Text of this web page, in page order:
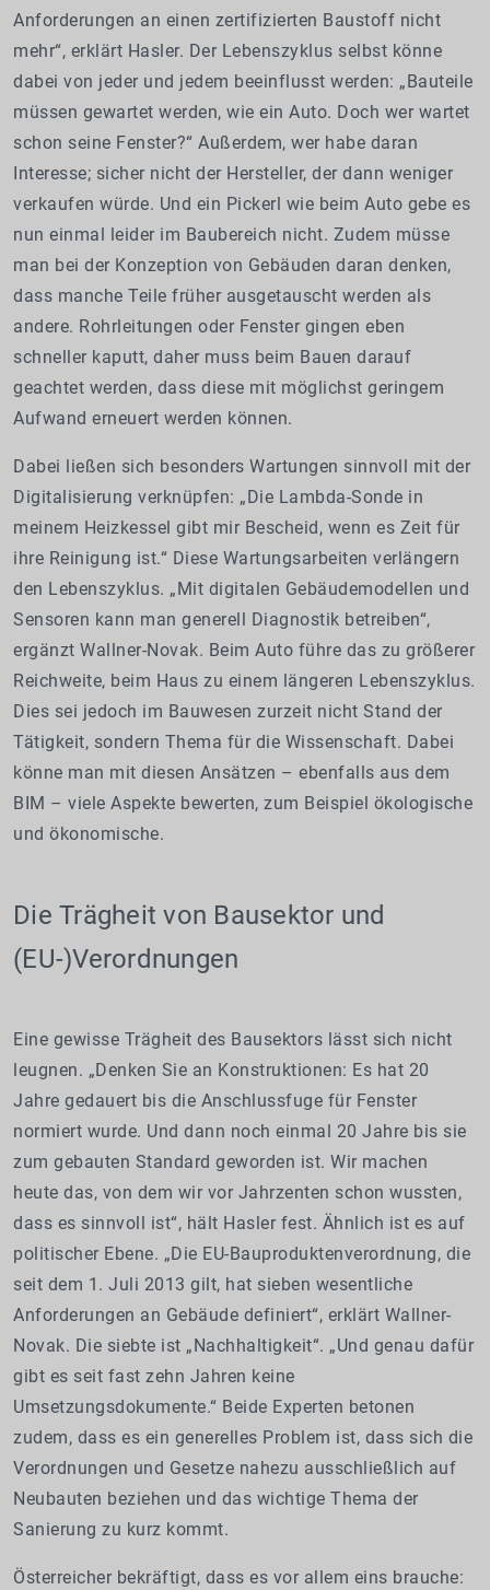
Anforderungen an einen zertifizierten Baustoff nicht
mehr“, erklärt Hasler. Der Lebenszyklus selbst könne
dabei von jeder und jedem beeinflusst werden: „Bauteile
müssen gewartet werden, wie ein Auto. Doch wer wartet
schon seine Fenster?“ Außerdem, wer habe daran
Interesse; sicher nicht der Hersteller, der dann weniger
verkaufen würde. Und ein Pickerl wie beim Auto gebe es
nun einmal leider im Baubereich nicht. Zudem müsse
man bei der Konzeption von Gebäuden daran denken,
dass manche Teile früher ausgetauscht werden als
andere. Rohrleitungen oder Fenster gingen eben
schneller kaputt, daher muss beim Bauen darauf
geachtet werden, dass diese mit möglichst geringem
Aufwand erneuert werden können.
Dabei ließen sich besonders Wartungen sinnvoll mit der
Digitalisierung verknüpfen: „Die Lambda-Sonde in
meinem Heizkessel gibt mir Bescheid, wenn es Zeit für
ihre Reinigung ist.“ Diese Wartungsarbeiten verlängern
den Lebenszyklus. „Mit digitalen Gebäudemodellen und
Sensoren kann man generell Diagnostik betreiben“,
ergänzt Wallner-Novak. Beim Auto führe das zu größerer
Reichweite, beim Haus zu einem längeren Lebenszyklus.
Dies sei jedoch im Bauwesen zurzeit nicht Stand der
Tätigkeit, sondern Thema für die Wissenschaft. Dabei
könne man mit diesen Ansätzen – ebenfalls aus dem
BIM – viele Aspekte bewerten, zum Beispiel ökologische
und ökonomische.
Die Trägheit von Bausektor und
(EU-)Verordnungen
Eine gewisse Trägheit des Bausektors lässt sich nicht
leugnen. „Denken Sie an Konstruktionen: Es hat 20
Jahre gedauert bis die Anschlussfuge für Fenster
normiert wurde. Und dann noch einmal 20 Jahre bis sie
zum gebauten Standard geworden ist. Wir machen
heute das, von dem wir vor Jahrzenten schon wussten,
dass es sinnvoll ist“, hält Hasler fest. Ähnlich ist es auf
politischer Ebene. „Die EU-Bauproduktenverordnung, die
seit dem 1. Juli 2013 gilt, hat sieben wesentliche
Anforderungen an Gebäude definiert“, erklärt Wallner-
Novak. Die siebte ist „Nachhaltigkeit“. „Und genau dafür
gibt es seit fast zehn Jahren keine
Umsetzungsdokumente.“ Beide Experten betonen
zudem, dass es ein generelles Problem ist, dass sich die
Verordnungen und Gesetze nahezu ausschließlich auf
Neubauten beziehen und das wichtige Thema der
Sanierung zu kurz kommt.
Österreicher bekräftigt, dass es vor allem eins brauche: